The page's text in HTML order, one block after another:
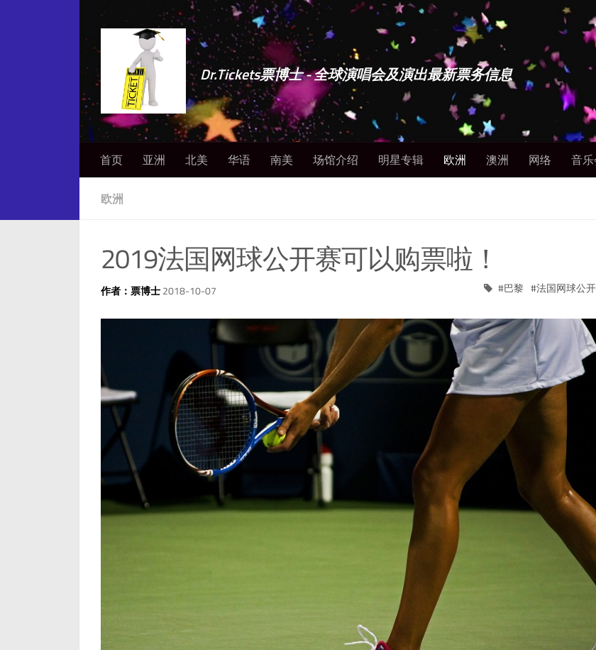
Dr.Tickets票博士 - 全球演唱会及演出最新票务信息
首页 亚洲 北美 华语 南美 场馆介绍 明星专辑 欧洲 澳洲 网络 音
欧洲
2019法国网球公开赛可以购票啦！
作者：票博士2018-10-07 巴黎 法国网球公